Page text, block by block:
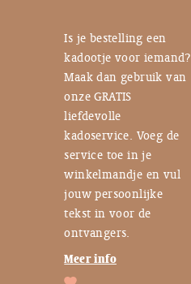
Is je bestelling een
kadootje voor iemand?
Maak dan gebruik van
onze GRATIS
liefdevolle
kadoservice. Voeg de
service toe in je
winkelmandje en vul
jouw persoonlijke
tekst in voor de
ontvangers.
Meer info